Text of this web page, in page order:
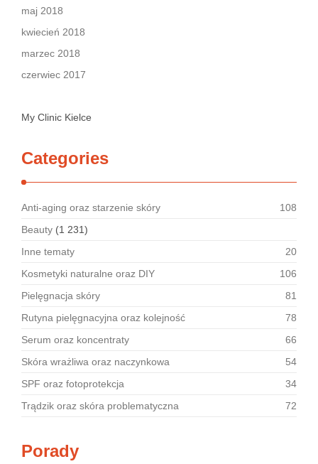
maj 2018
kwiecień 2018
marzec 2018
czerwiec 2017
My Clinic Kielce
Categories
Anti-aging oraz starzenie skóry
108
Beauty (1 231)
Inne tematy
20
Kosmetyki naturalne oraz DIY
106
Pielęgnacja skóry
81
Rutyna pielęgnacyjna oraz kolejność
78
Serum oraz koncentraty
66
Skóra wrażliwa oraz naczynkowa
54
SPF oraz fotoprotekcja
34
Trądzik oraz skóra problematyczna
72
Porady